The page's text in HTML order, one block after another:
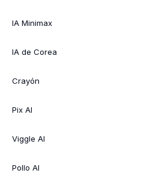
IA Minimax
IA de Corea
Crayón
Pix AI
Viggle AI
Pollo AI